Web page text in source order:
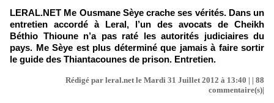
LERAL.NET Me Ousmane Sèye crache ses vérités. Dans un
entretien accordé à Leral, l’un des avocats de Cheikh
Béthio Thioune n’a pas raté les autorités judiciaires du
pays. Me Sèye est plus déterminé que jamais à faire sortir
le guide des Thiantacounes de prison. Entretien.
Rédigé par leral.net le Mardi 31 Juillet 2012 à 13:40 | | 88
commentaire(s)|